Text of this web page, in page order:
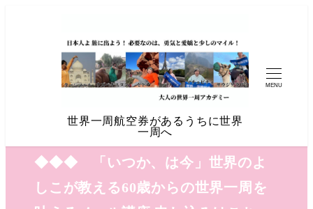
世界一周航空券があるうちに世界
一周へ
MENU
◆◆◆ 「いつか、は今」世界のよ
しこが教える60歳からの世界一周を